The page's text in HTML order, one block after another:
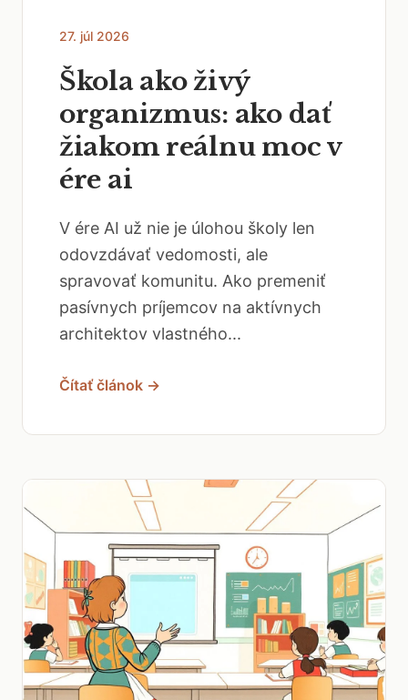
27. júl 2026
Škola ako živý
organizmus: ako dať
žiakom reálnu moc v
ére ai
V ére AI už nie je úlohou školy len
odovzdávať vedomosti, ale
spravovať komunitu. Ako premeniť
pasívnych príjemcov na aktívnych
architektov vlastného...
Čítať článok →